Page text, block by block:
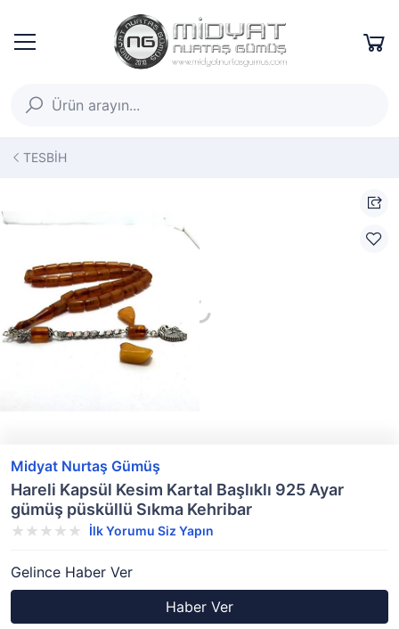
TESBİH
Midyat Nurtaş Gümüş
Hareli Kapsül Kesim Kartal Başlıklı 925 Ayar
gümüş püsküllü Sıkma Kehribar
İlk Yorumu Siz Yapın
Gelince Haber Ver
Haber Ver